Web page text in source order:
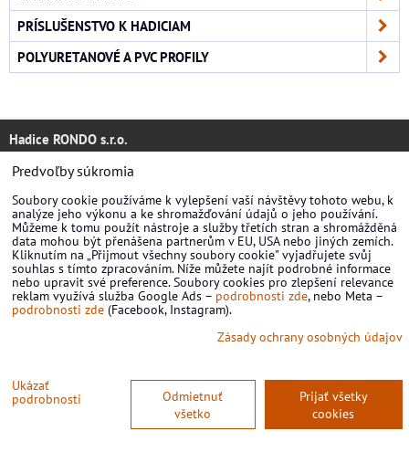
PRÍSLUŠENSTVO K HADICIAM
POLYURETANOVÉ A PVC PROFILY
Hadice RONDO s.r.o.
+420 605 343 428
+420 736 439 436
Po-Pá: 7:30 - 15:30
Väčšina produktov k odoslať do 72 hodín.
info@hadice-prumyslove.cz
Predvoľby súkromia
Soubory cookie používáme k vylepšení vaší návštěvy tohoto webu, k
analýze jeho výkonu a ke shromažďování údajů o jeho používání.
Můžeme k tomu použít nástroje a služby třetích stran a shromážděná
data mohou být přenášena partnerům v EU, USA nebo jiných zemích.
Kliknutím na „Přijmout všechny soubory cookie" vyjadřujete svůj
souhlas s tímto zpracováním. Níže můžete najít podrobné informace
nebo upravit své preference. Soubory cookies pro zlepšení relevance
reklam využívá služba Google Ads –podrobnosti zde, nebo Meta –
podrobnosti zde (Facebook, Instagram).
Zásady ochrany osobných údajov
Ukázať
podrobnosti
Prijať všetky
cookies
Odmietnuť
všetko